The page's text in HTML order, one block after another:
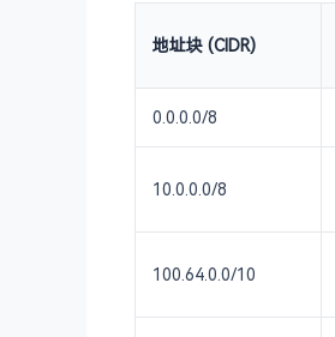
地址块 (CIDR)
0.0.0.0/8
10.0.0.0/8
100.64.0.0/10